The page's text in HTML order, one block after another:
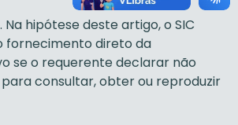
hipótese deste artigo, o SIC
fornecimento direto da
se o requerente declarar não
consultar, obter ou reproduzir